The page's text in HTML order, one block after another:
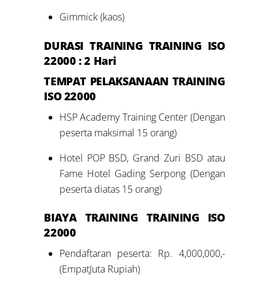
Gimmick (kaos)
DURASI TRAINING TRAINING ISO
22000: 2 Hari
TEMPAT PELAKSANAAN TRAINING
ISO 22000
HSP Academy Training Center (Dengan
peserta maksimal 15 orang)
Hotel POP BSD, Grand Zuri BSD atau
Fame Hotel Gading Serpong (Dengan
peserta diatas 15 orang)
BIAYA TRAINING TRAINING ISO
22000
Pendaftaran peserta: Rp. 4,000,000,-
(EmpatJuta Rupiah)